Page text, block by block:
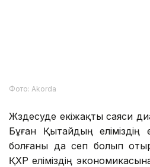
Фото: Аkorda
Жүздесуде екіжақты саяси
Бұған Қытайдың еліміздің
болғаны да сеп болып
ҚХР еліміздің